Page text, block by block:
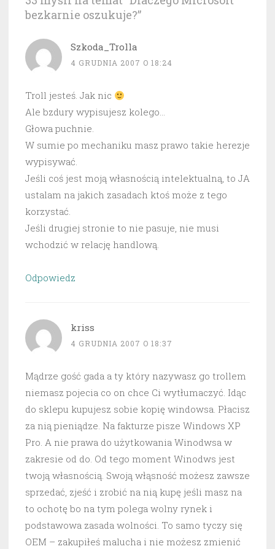
bezkarnie oszukuje?”
Szkoda_Trolla
4 GRUDNIA 2007 O 18:24
Troll jesteś. Jak nic
Ale bzdury wypisujesz kolego…
Głowa puchnie.
W sumie po mechaniku masz prawo takie herezje
wypisywać.
Jeśli coś jest moją własnością intelektualną, to JA
ustalam na jakich zasadach ktoś może z tego
korzystać.
Jeśli drugiej stronie to nie pasuje, nie musi
wchodzić w relację handlową.
Odpowiedz
kriss
4 GRUDNIA 2007 O 18:37
Mądrze gość gada a ty który nazywasz go trollem
niemasz pojecia co on chce Ci wytłumaczyć. Idąc
do sklepu kupujesz sobie kopię windowsa. Płacisz
za nią pieniądze. Na fakturze pisze Windows XP
Pro. A nie prawa do użytkowania Winodwsa w
zakresie od do. Od tego moment Winodws jest
twoją własnością. Swoją włąsność możesz zawsze
sprzedać, zjeść i zrobić na nią kupę jeśli masz na
to ochotę bo na tym polega wolny rynek i
podstawowa zasada wolności. To samo tyczy się
OEM – zakupiłeś malucha i nie możesz zmienić